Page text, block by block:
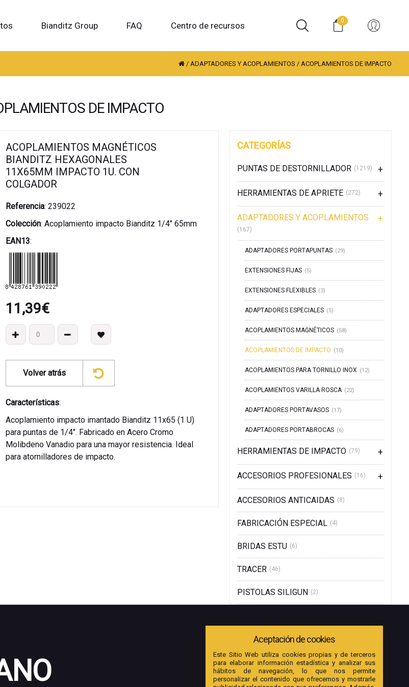
0
Bianditz Group FAQ Centro de recursos
/ADAPTADORES Y ACOPLAMIENTOS /ACOPLAMIENTOS DE IMPACTO
DE IMPACTO
ACOPLAMIENTOS MAGNÉTICOS
BIANDITZ HEXAGONALES
11X65MM IMPACTO 1U. CON
COLGADOR
Referencia: 239022
Colección: Acoplamiento impacto Bianditz 1/4" 65mm
EAN13:
11,39€
Volver atrás
Características:
Acoplamiento impacto imantado Bianditz 11x65 (1 U)
para puntas de 1/4". Fabricado en Acero Cromo
Molibdeno Vanadio para una mayor resistencia. Ideal
para atornilladores de impacto.
CATEGORÍAS
PUNTAS DE DESTORNILLADOR (1219)
HERRAMIENTAS DE APRIETE (272)
ADAPTADORES Y ACOPLAMIENTOS
(167)
ADAPTADORES PORTAPUNTAS (29)
EXTENSIONES FIJAS (5)
EXTENSIONES FLEXIBLES (3)
ADAPTADORES ESPECIALES (5)
ACOPLAMIENTOS MAGNÉTICOS (58)
ACOPLAMIENTOS DE IMPACTO (10)
ACOPLAMIENTOS PARA TORNILLO INOX (12)
ACOPLAMIENTOS VARILLA ROSCA (22)
ADAPTADORES PORTAVASOS (17)
ADAPTADORES PORTABROCAS (6)
HERRAMIENTAS DE IMPACTO (79)
ACCESORIOS PROFESIONALES (16)
ACCESORIOS ANTICAIDAS (8)
FABRICACIÓN ESPECIAL (4)
BRIDAS ESTU (6)
TRACER (46)
PISTOLAS SILIGUN (2)
Aceptación de cookies
Este Sitio Web utiliza cookies propias y de terceros
para elaborar información estadística y analizar sus
hábitos de navegación, lo que nos permite
personalizar el contenido que ofrecemos y mostrarle